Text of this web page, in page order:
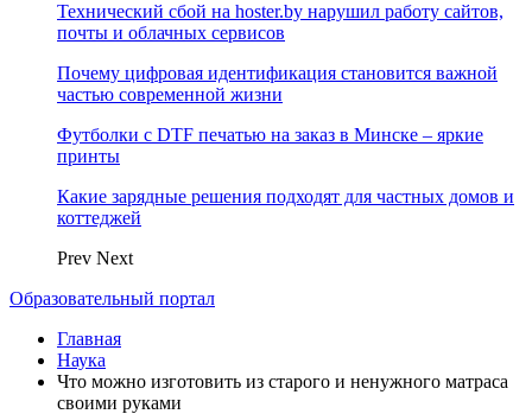
Технический сбой на hoster.by нарушил работу сайтов,
почты и облачных сервисов
Почему цифровая идентификация становится важной
частью современной жизни
Футболки с DTF печатью на заказ в Минске – яркие
принты
Какие зарядные решения подходят для частных домов и
коттеджей
Prev Next
Образовательный портал
Главная
Наука
Что можно изготовить из старого и ненужного матраса
своими руками